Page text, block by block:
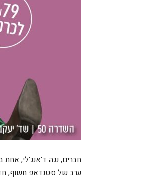
חברים, נגה ד'אנג'לי, אחת בדור מגיעה לשדרה 50
ערב של סטנדאפ חשוף, חד